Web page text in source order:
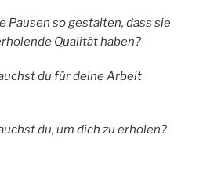
Pausen so gestalten, dass sie
Qualität haben?
du für deine Arbeit
du, um dich zu erholen?